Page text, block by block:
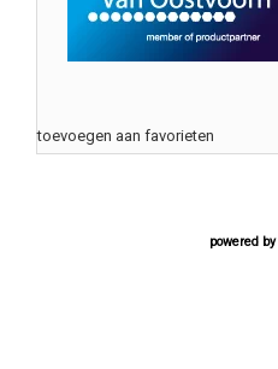
toevoegen aan favorieten
powered by